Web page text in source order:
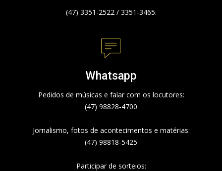
(47) 3351-2522 / 3351-3465.
Whatsapp
Pedidos de músicas e falar com os locutores:
(47) 98828-4700
Jornalismo, fotos de acontecimentos e matérias:
(47) 98818-5425
Participar de sorteios: